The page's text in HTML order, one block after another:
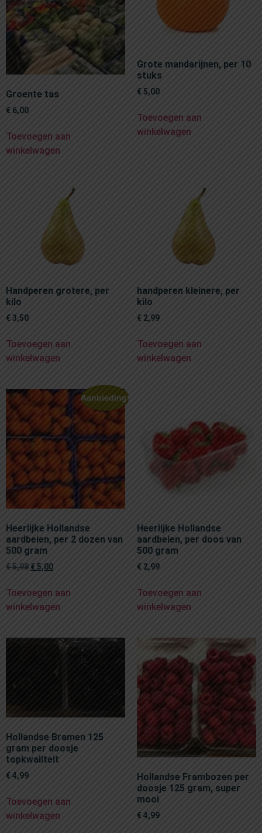
Groente tas
€ 6,00
Toevoegen aan
winkelwagen
Grote mandarijnen, per 10
stuks
€5,00
Toevoegen aan
winkelwagen
Handperen grotere, per
kilo
€ 3,50
Toevoegen aan
winkelwagen
handperen kleinere, per
kilo
€ 2,99
Toevoegen aan
winkelwagen
Aanbieding!
Heerlijke Hollandse
aardbeien, per 2 dozen van
500 gram
€5,98 € 5,00
Toevoegen aan
winkelwagen
Heerlijke Hollandse
aardbeien, per doos van
500 gram
€ 2,99
Toevoegen aan
winkelwagen
Hollandse Bramen 125
gram per doosje
topkwaliteit
€ 4,99
Toevoegen aan
winkelwagen
Hollandse Frambozen per
doosje 125 gram, super
mooi
€ 4,99